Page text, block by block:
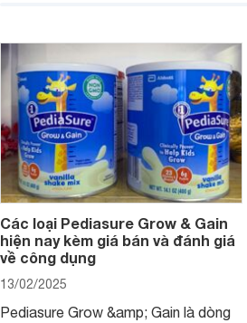
dưỡng có gì đặc biệt? Giá sữa
Meadow Fresh trên thị trường hiện
nay ra sao? Hãy cùng tìm hiểu ngay.
Các loại Pediasure Grow & Gain
hiện nay kèm giá bán và đánh giá
về công dụng
13/02/2025
Pediasure Grow &amp; Gain là dòng